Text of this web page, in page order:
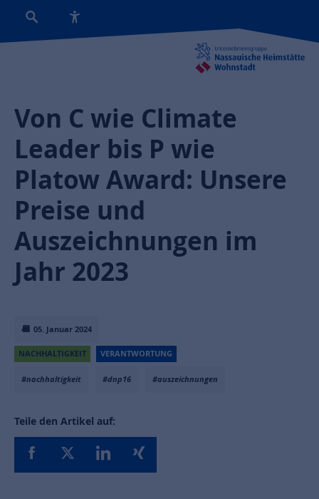
05. Januar 2024
NACHHALTIGKEIT VERANTWORTUNG
#nachhaltigkeit #dnp16 #auszeichnungen
Teile den Artikel auf:
Von C wie Climate
Leader bis P wie
Platow Award: Unsere
Preise und
Auszeichnungen im
Jahr 2023